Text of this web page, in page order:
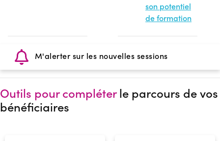
son potentiel
de formation
M'alerter sur les nouvelles sessions
Outils pour compléterle parcours de vos
bénéficiaires